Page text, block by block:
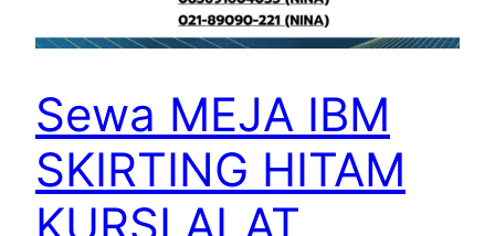
Sewa MEJA IBM
SKIRTING HITAM
KURSI ALAT